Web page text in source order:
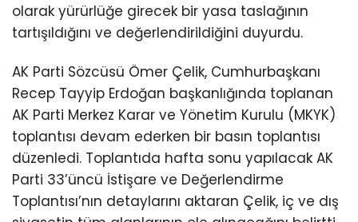
olarak yürürlüğe girecek bir yasa taslağının
tartışıldığını ve değerlendirildiğini duyurdu.
AK Parti Sözcüsü Ömer Çelik, Cumhurbaşkanı
Recep Tayyip Erdoğan başkanlığında toplanan
AK Parti Merkez Karar ve Yönetim Kurulu (MKYK)
toplantısı devam ederken bir basın toplantısı
düzenledi. Toplantıda hafta sonu yapılacak AK
Parti 33’üncü İstişare ve Değerlendirme
Toplantısı’nın detaylarını aktaran Çelik, iç ve dış